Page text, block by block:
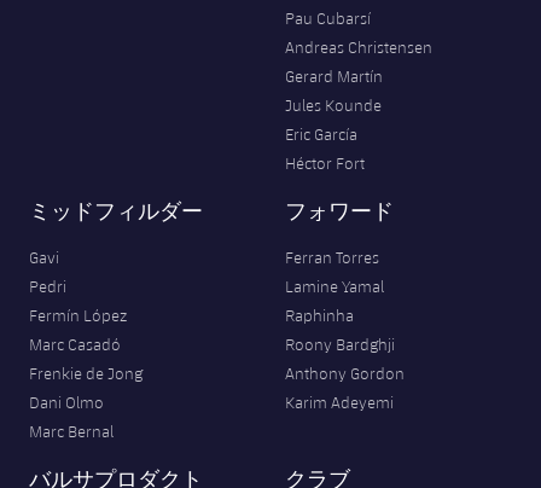
Pau Cubarsí
Andreas Christensen
Gerard Martín
Jules Kounde
Eric García
Héctor Fort
ミッドフィルダー
Gavi
Pedri
Fermín López
Marc Casadó
Frenkie de Jong
Dani Olmo
Marc Bernal
フォワード
Ferran Torres
Lamine Yamal
Raphinha
Roony Bardghji
Anthony Gordon
Karim Adeyemi
バルサプロダクト クラブ